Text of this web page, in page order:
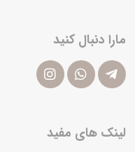
مارا دنبال کنید
لینک های مفید